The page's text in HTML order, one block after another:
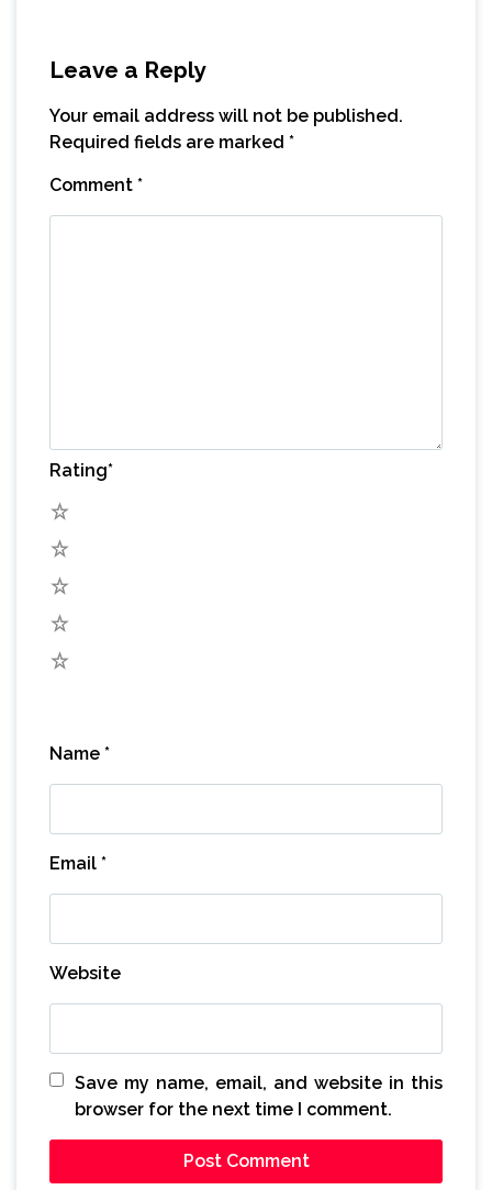
Leave a Reply
Your email address will not be published.
Required fields are marked *
Comment *
Rating*
Name *
Email *
Website
Save my name, email, and website in this
browser for the next time I comment.